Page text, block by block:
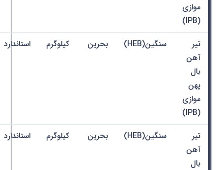
موازی
(IPB)
تیر
آهن
بال
پهن
موازی
(IPB)
سنگین(HEB) بحرین کیلوگرم استاندارد
تیر
آهن
بال
سنگین(HEB) بحرین کیلوگرم استاندارد